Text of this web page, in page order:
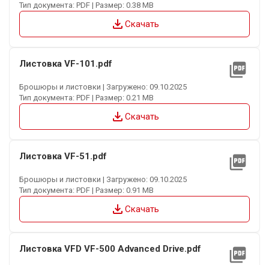
Тип документа: PDF | Размер: 0.38 MB
file_download Скачать
Листовка VF-101.pdf picture_as_pdf
Брошюры и листовки | Загружено: 09.10.2025
Тип документа: PDF | Размер: 0.21 MB
file_download Скачать
Листовка VF-51.pdf picture_as_pdf
Брошюры и листовки | Загружено: 09.10.2025
Тип документа: PDF | Размер: 0.91 MB
file_download Скачать
Листовка VFD VF-500 Advanced Drive.pdf picture_as_pdf